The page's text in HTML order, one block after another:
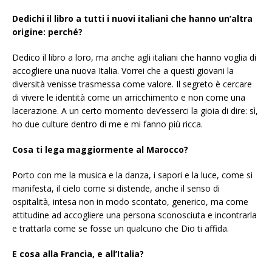
Dedichi il libro a tutti i nuovi italiani che hanno un’altra
origine: perché?
Dedico il libro a loro, ma anche agli italiani che hanno voglia di
accogliere una nuova Italia. Vorrei che a questi giovani la
diversità venisse trasmessa come valore. Il segreto è cercare
di vivere le identità come un arricchimento e non come una
lacerazione. A un certo momento dev’esserci la gioia di dire: sì,
ho due culture dentro di me e mi fanno più ricca.
Cosa ti lega maggiormente al Marocco?
Porto con me la musica e la danza, i sapori e la luce, come si
manifesta, il cielo come si distende, anche il senso di
ospitalità, intesa non in modo scontato, generico, ma come
attitudine ad accogliere una persona sconosciuta e incontrarla
e trattarla come se fosse un qualcuno che Dio ti affida.
E cosa alla Francia, e all’Italia?